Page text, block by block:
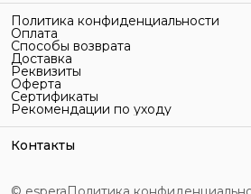
Политика конфиденциальности
Оплата
Способы возврата
Доставка
Реквизиты
Оферта
Сертификаты
Рекомендации по уходу
Контакты